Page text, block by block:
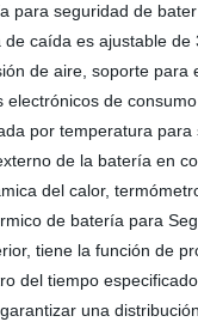
para seguridad de
caída es ajustable
de aire, soporte
de
por temperatura
de la batería en
del calor,
de batería para
tiene la función de
del tiempo
una